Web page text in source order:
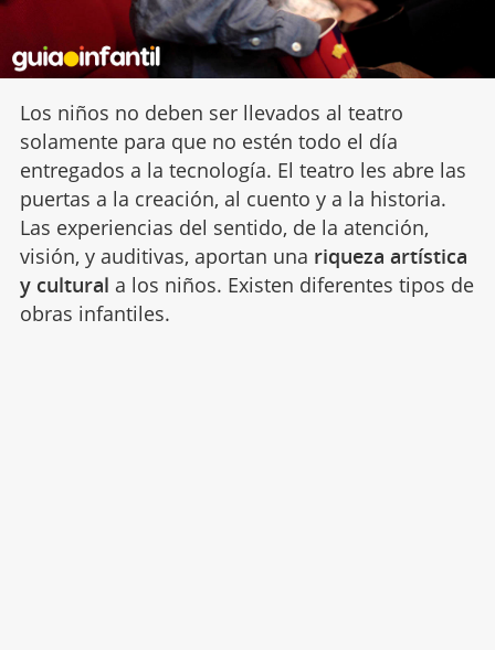
Los niños no deben ser llevados al teatro
solamente para que no estén todo el día
entregados a la tecnología. El teatro les abre las
puertas a la creación, al cuento y a la historia.
Las experiencias del sentido, de la atención,
visión, y auditivas, aportan una riqueza artística
y cultural a los niños. Existen diferentes tipos de
obras infantiles.